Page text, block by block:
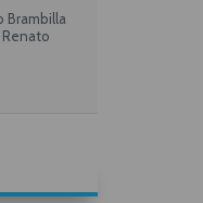
Brambilla